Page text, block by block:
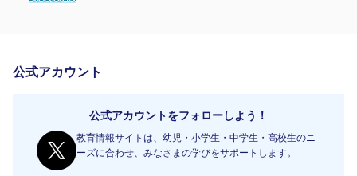
公式アカウント
公式アカウントをフォローしよう！
教育情報サイトは、幼児・小学生・中学生・高校生のニ
ーズに合わせ、みなさまの学びをサポートします。